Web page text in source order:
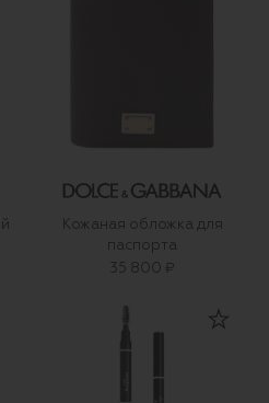
Кожаная обложка для
паспорта
35 800 ₽